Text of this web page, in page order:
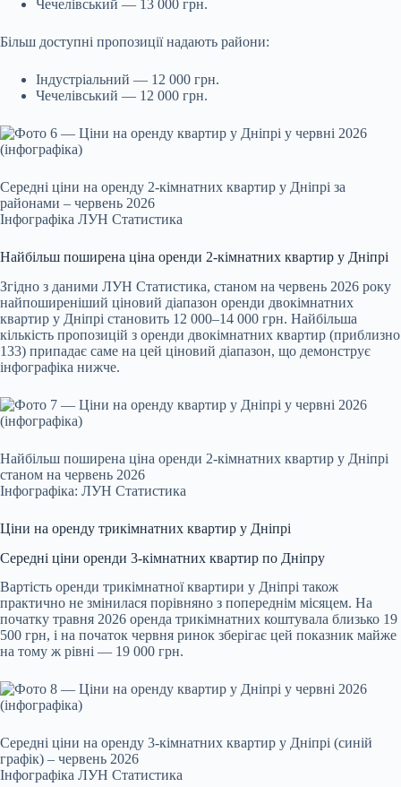
Чечелівський — 13 000 грн.
Більш доступні пропозиції надають райони:
Індустріальний — 12 000 грн.
Чечелівський — 12 000 грн.
Середні ціни на оренду 2-кімнатних квартир у Дніпрі за
районами – червень 2026
Інфографіка ЛУН Статистика
Найбільш поширена ціна оренди 2-кімнатних квартир у Дніпрі
Згідно з даними ЛУН Статистика, станом на червень 2026 року
найпоширеніший ціновий діапазон оренди двокімнатних
квартир у Дніпрі становить 12 000–14 000 грн. Найбільша
кількість пропозицій з оренди двокімнатних квартир (приблизно
133) припадає саме на цей ціновий діапазон, що демонструє
інфографіка нижче.
Найбільш поширена ціна оренди 2-кімнатних квартир у Дніпрі
станом на червень 2026
Інфографіка: ЛУН Статистика
Ціни на оренду трикімнатних квартир у Дніпрі
Середні ціни оренди 3-кімнатних квартир по Дніпру
Вартість оренди трикімнатної квартири у Дніпрі також
практично не змінилася порівняно з попереднім місяцем. На
початку травня 2026 оренда трикімнатних коштувала близько 19
500 грн, і на початок червня ринок зберігає цей показник майже
на тому ж рівні — 19 000 грн.
Середні ціни на оренду 3-кімнатних квартир у Дніпрі (синій
графік) – червень 2026
Інфографіка ЛУН Статистика